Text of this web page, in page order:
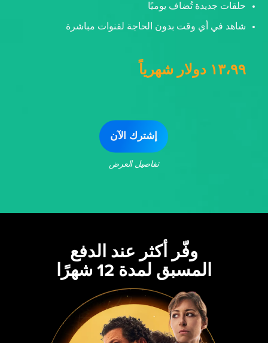
حلقات جديدة تُضاف يوميًا
شاهد في أي وقت بدون الحاجة لقنوات مباشرة
١٣،٩٩ دولار شهرياً
إشترك الآن
تفاصيل العرض
وفّر أكثر عند الدفع
المسبق لمدة 12 شهرًا